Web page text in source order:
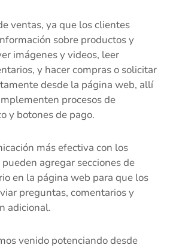
ventas, ya que los clientes
sobre productos y
imágenes y videos, leer
y hacer compras o solicitar
desde la página web, allí
procesos de
y botones de pago.
más efectiva con los
agregar secciones de
en la página web para que los
preguntas, comentarios y
adicional.
venido potenciando desde